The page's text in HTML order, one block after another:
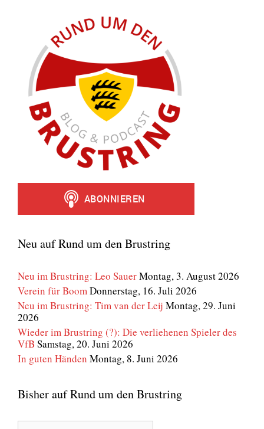
Neu auf Rund um den Brustring
Neu im Brustring: Leo SauerMontag, 3. August 2026
Verein für BoomDonnerstag, 16. Juli 2026
Neu im Brustring: Tim van der Leij Montag, 29. Juni
2026
Wieder im Brustring (?): Die verliehenen Spieler des
VfB Samstag, 20. Juni 2026
In guten Händen Montag, 8. Juni 2026
Bisher auf Rund um den Brustring
Bisher